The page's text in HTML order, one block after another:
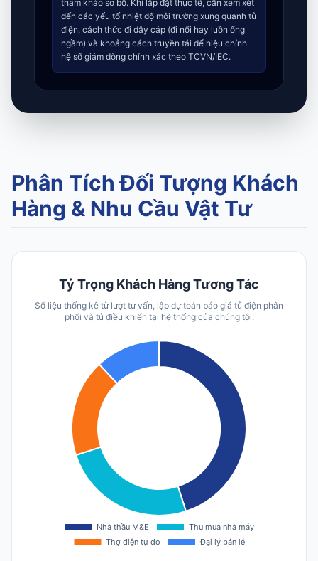
tham khảo sơ bộ. Khi lắp đặt thực tế, cần xem xét
đến các yếu tố nhiệt độ môi trường xung quanh tủ
điện, cách thức đi dây cáp (đi nổi hay luồn ống
ngầm) và khoảng cách truyền tải để hiệu chỉnh
hệ số giảm dòng chính xác theo TCVN/IEC.
Phân Tích Đối Tượng Khách
Hàng & Nhu Cầu Vật Tư
Tỷ Trọng Khách Hàng Tương Tác
Số liệu thống kê từ lượt tư vấn, lập dự toán báo giá tủ điện phân
phối và tủ điều khiển tại hệ thống của chúng tôi.